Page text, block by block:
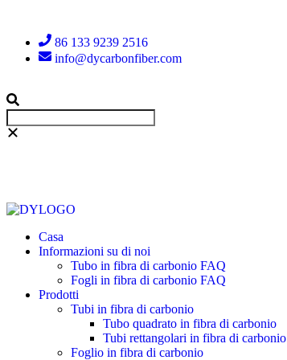
86 133 9239 2516
info@dycarbonfiber.com
Casa
Informazioni su di noi
Tubo in fibra di carbonio FAQ
Fogli in fibra di carbonio FAQ
Prodotti
Tubi in fibra di carbonio
Tubo quadrato in fibra di carbonio
Tubi rettangolari in fibra di carbonio
Foglio in fibra di carbonio